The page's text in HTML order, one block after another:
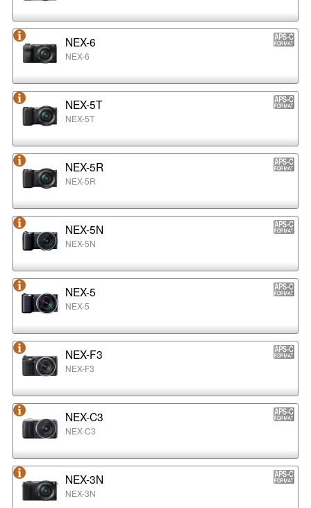
NEX-6
NEX-6
NEX-5T
NEX-5T
NEX-5R
NEX-5R
NEX-5N
NEX-5N
NEX-5
NEX-5
NEX-F3
NEX-F3
NEX-C3
NEX-C3
NEX-3N
NEX-3N